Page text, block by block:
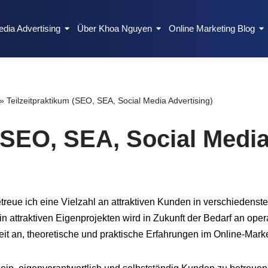
Advertising Über Khoa Nguyen Online Marketing Blog
Teilzeitpraktikum (SEO, SEA, Social Media Advertising)
SEA, Social
ich eine Vielzahl an attraktiven Kunden in
attraktiven Eigenprojekten wird in Zukunft der Bedarf an
an, theoretische und praktische Erfahrungen im Online-